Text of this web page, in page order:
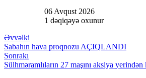
06 Avqust 2026
1 dəqiqəyə oxunur
Əvvəlki
Sabahın hava proqnozu AÇIQLANDI
Sonrakı
Sülhməramlıların 27 maşını aksiya yerindən